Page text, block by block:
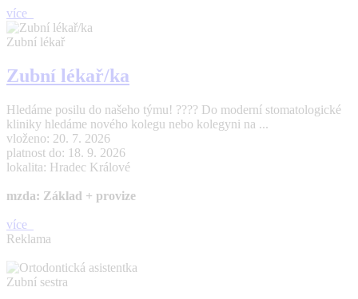
více
Zubní lékař
Zubní lékař/ka
Hledáme posilu do našeho týmu! ???? Do moderní stomatologické
kliniky hledáme nového kolegu nebo kolegyni na ...
vloženo: 20. 7. 2026
platnost do: 18. 9. 2026
lokalita: Hradec Králové
mzda: Základ + provize
více
Reklama
Zubní sestra